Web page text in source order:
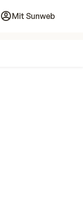
Mit Sunweb